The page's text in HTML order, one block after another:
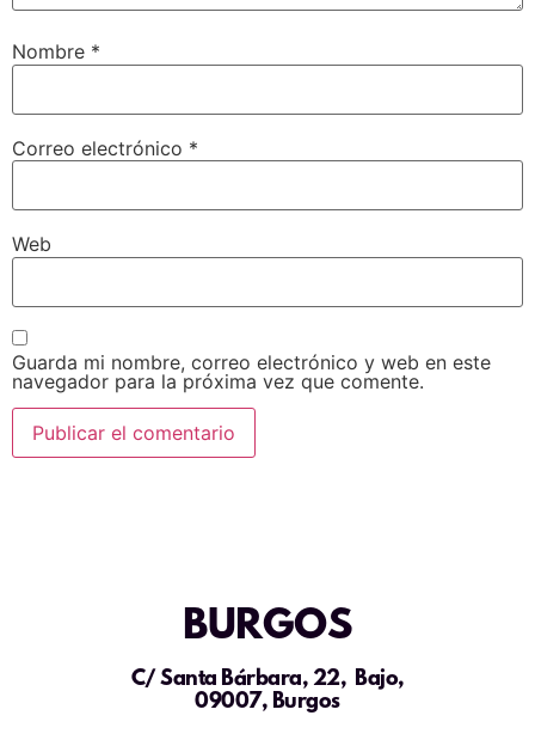
Nombre *
Correo electrónico *
Web
Guarda mi nombre, correo electrónico y web en este
navegador para la próxima vez que comente.
BURGOS
C/ Santa Bárbara, 22, Bajo,
09007, Burgos